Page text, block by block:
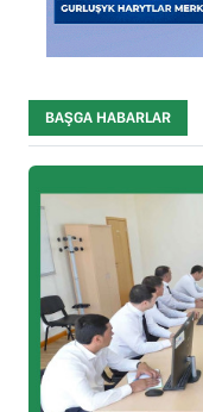
BAŞGA HABARLAR